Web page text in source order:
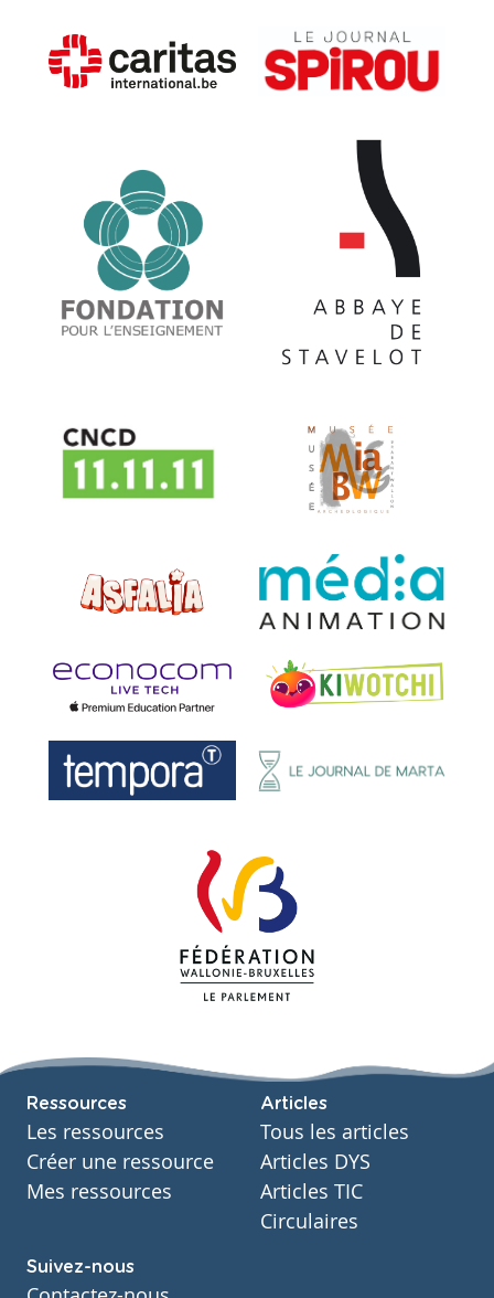
Ressources
Les ressources
Créer une ressource
Mes ressources
Articles
Tous les articles
Articles DYS
Articles TIC
Circulaires
Suivez-nous